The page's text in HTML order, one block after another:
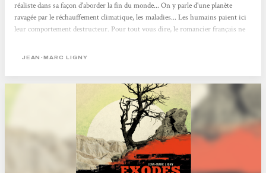
réaliste dans sa façon d'aborder la fin du monde... On y parle d'une planète
ravagée par le réchauffement climatique, les maladies... Les humains paient ici
leur comportement destructeur. Pour tout vous dire, le romancier français ne
réserver aux âmes sensibles.Le récit suit les péripéties d'une dizaine de
JEAN-MARC LIGNY